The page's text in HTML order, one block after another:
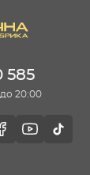
585
20:00